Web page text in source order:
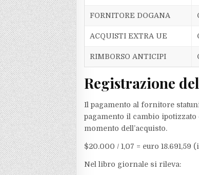
FORNITORE DOGANA
ACQUISTI EXTRA UE
RIMBORSO ANTICIPI
Registrazione
Il pagamento al fornitore
pagamento il cambio ipotizzato
momento dell’acquisto.
$20.000 / 1,07 = euro 18.691,59
Nel libro giornale si rileva: